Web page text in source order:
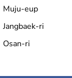
Muju-eup
Jangbaek-ri
Osan-ri